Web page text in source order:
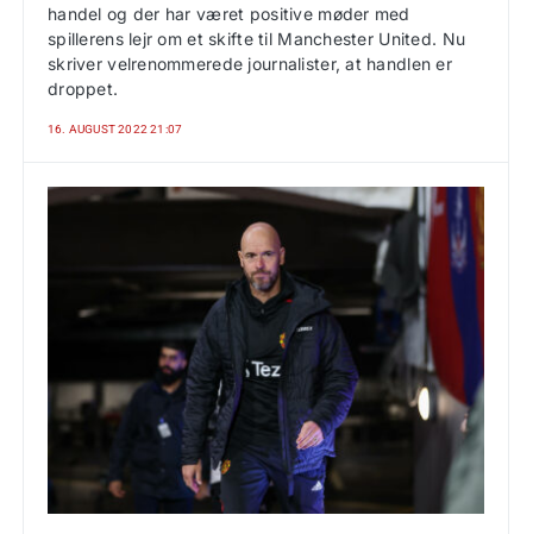
handel og der har været positive møder med
spillerens lejr om et skifte til Manchester United. Nu
skriver velrenommerede journalister, at handlen er
droppet.
16. AUGUST 2022 21:07